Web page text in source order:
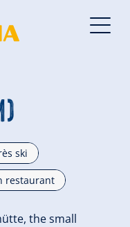
ski
restaurant
the small